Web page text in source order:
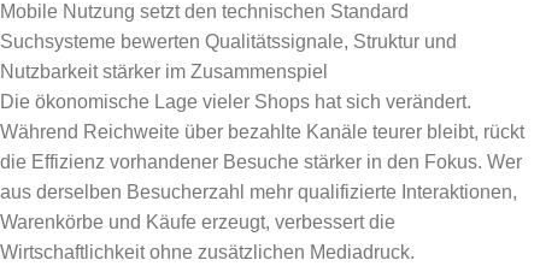
Mobile Nutzung setzt den technischen Standard
Suchsysteme bewerten Qualitätssignale, Struktur und
Nutzbarkeit stärker im Zusammenspiel
Die ökonomische Lage vieler Shops hat sich verändert.
Während Reichweite über bezahlte Kanäle teurer bleibt, rückt
die Effizienz vorhandener Besuche stärker in den Fokus. Wer
aus derselben Besucherzahl mehr qualifizierte Interaktionen,
Warenkörbe und Käufe erzeugt, verbessert die
Wirtschaftlichkeit ohne zusätzlichen Mediadruck.